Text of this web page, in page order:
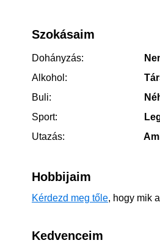
Szokásaim
Dohányzás:
Alkohol:
Buli:
Sport:
Utazás:
Hobbijaim
Kérdezd meg tőle, hogy mik
Kedvenceim